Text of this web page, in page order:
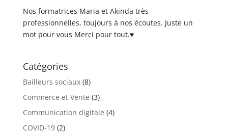
Nos formatrices Maria et Akinda très
professionnelles, toujours à nos écoutes. Juste un
mot pour vous Merci pour tout.♥️
Catégories
Bailleurs sociaux(8)
Commerce et Vente (3)
Communication digitale (4)
COVID-19(2)